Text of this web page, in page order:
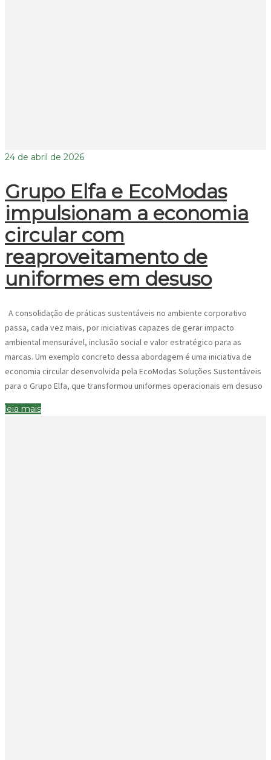
24 de abril de 2026
Grupo Elfa e EcoModas
impulsionam a economia
circular com
reaproveitamento de
uniformes em desuso
A consolidação de práticas sustentáveis no ambiente corporativo
passa, cada vez mais, por iniciativas capazes de gerar impacto
ambiental mensurável, inclusão social e valor estratégico para as
marcas. Um exemplo concreto dessa abordagem é uma iniciativa de
economia circular desenvolvida pela EcoModas Soluções Sustentáveis
para o Grupo Elfa, que transformou uniformes operacionais em desuso
leia mais